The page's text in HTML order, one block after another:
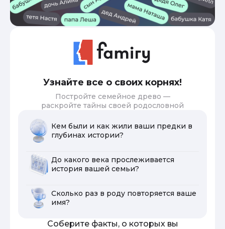
Узнайте все о своих корнях!
Постройте семейное древо —
раскройте тайны своей родословной
Кем были и как жили ваши предки в
глубинах истории?
До какого века прослеживается
история вашей семьи?
Сколько раз в роду повторяется ваше
имя?
Соберите факты, о которых вы